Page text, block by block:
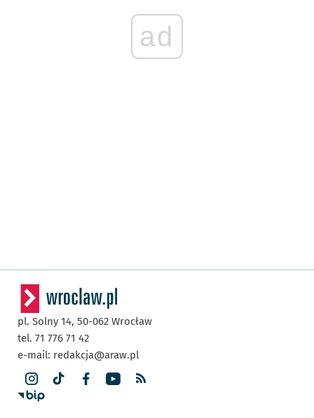
ad
pl. Solny 14, 50-062 Wrocław
tel. 71 776 71 42
e-mail: redakcja@araw.pl